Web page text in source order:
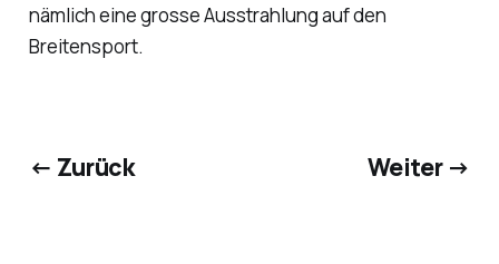
nämlich eine grosse Ausstrahlung auf den
Breitensport.
← Zurück Weiter →